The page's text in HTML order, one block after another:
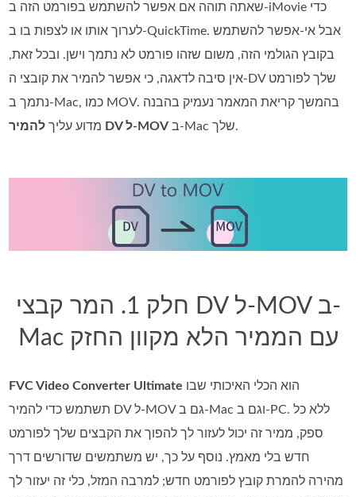
שאתה תוהה אם אפשר להשתמש בפורמט הזה ב‑iMovie כדי
לערוך אותו או לצפות בו ב‑QuickTime. אבל אי‑אפשר להשתמש
בקובץ הגולמי הזה, משום שזהו פורמט לא נתמך וישן. ובכל זאת,
אין סיבה לדאגה, כי אפשר להמיר את קובצי ה‑DV שלך לפורמט
נתמך ב‑Mac, כמו MOV. בהמשך קריאת המאמר נעמיק בהבנה
מדוע עליך
להמיר DV ל‑MOV ב‑Mac שלך.
חלק 1. המר קבצי DV ל-MOV ב-
Mac עם הממיר הלא מקוון החזק
FVC Video Converter Ultimate
תשתמש כדי להמיר DV ל‑MOV גם ב‑Mac וגם ב‑PC. ללא כל
ספק, ממיר זה יכול לעזור לך להפוך את הקבצים שלך לפורמט
חדש בלי מאמץ. נוסף על כך, יש משתמשים שדורשים דרך
מהירה להמרת קובץ לפורמט חדש; למרבה המזל, כלי זה יעזור לך